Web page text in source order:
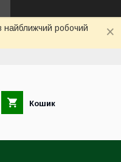
найближчий робочий
Кошик